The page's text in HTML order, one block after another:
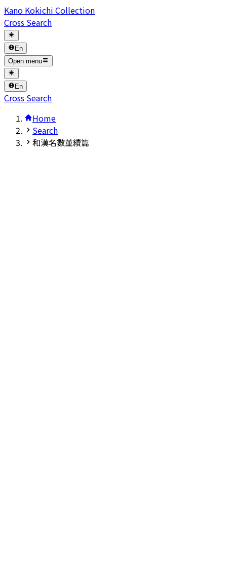
Kano Kokichi Collection
Cross Search
En
Open menu
En
Cross Search
Home
Search
和漢名數並續篇